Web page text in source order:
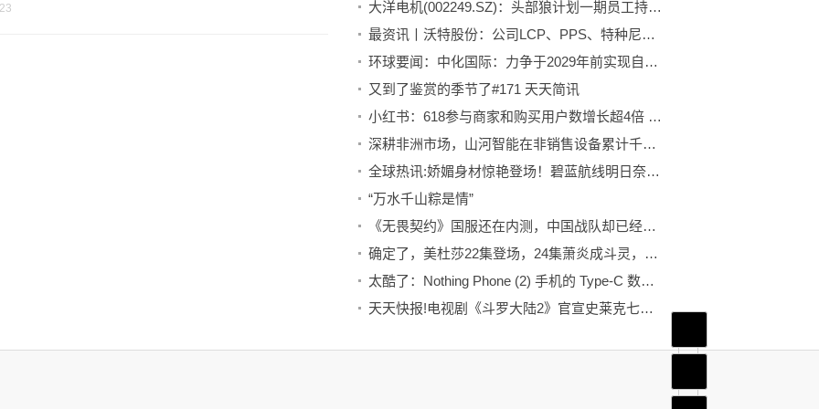
大洋电机(002249.SZ)：头部狼计划一期员工持股计划出售完毕
最资讯丨沃特股份：公司LCP、PPS、特种尼龙等材料都可用于机器人电机电控和连接器等产品
环球要闻：中化国际：力争于2029年前实现自身运营碳达峰
又到了鉴赏的季节了#171 天天简讯
小红书：618参与商家和购买用户数增长超4倍 环球今头条
深耕非洲市场，山河智能在非销售设备累计千余台（套）|速看
全球热讯:娇媚身材惊艳登场！碧蓝航线明日奈兔女郎cosplay超赞
“万水千山粽是情”
《无畏契约》国服还在内测，中国战队却已经登上了国际舞台
确定了，美杜莎22集登场，24集萧炎成斗灵，一操作证明官方挺会玩-精彩看点
太酷了：Nothing Phone (2) 手机的 Type-C 数据线也是透明的 -当前热议
天天快报!电视剧《斗罗大陆2》官宣史莱克七怪阵容 周翊然张予曦携手开启全新冒险征程